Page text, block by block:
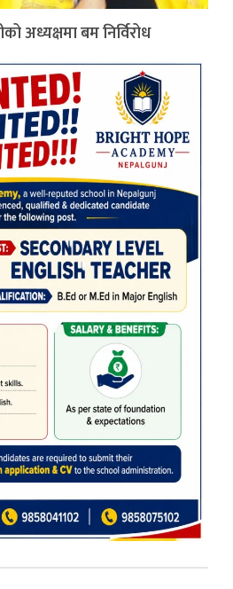
अध्यक्षमा बम निर्विरोध